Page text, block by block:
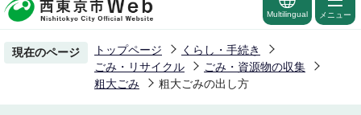
で
Multilingual メニュー
現在のページ トップページ
くらし・手続き
ごみ・リサイクル
ごみ・資源物の収集
粗大ごみ
粗大ごみの出し方